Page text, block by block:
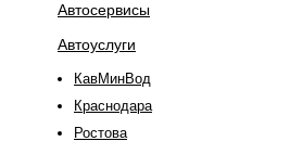
Автосервисы
Автоуслуги
КавМинВод
Краснодара
Ростова